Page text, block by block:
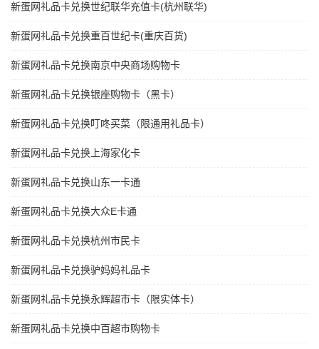
新蛋网礼品卡兑换世纪联华充值卡(杭州联华)
新蛋网礼品卡兑换重百世纪卡(重庆百货)
新蛋网礼品卡兑换南京中央商场购物卡
新蛋网礼品卡兑换银座购物卡（黑卡）
新蛋网礼品卡兑换叮咚买菜（限通用礼品卡）
新蛋网礼品卡兑换上海家化卡
新蛋网礼品卡兑换山东一卡通
新蛋网礼品卡兑换大众E卡通
新蛋网礼品卡兑换杭州市民卡
新蛋网礼品卡兑换驴妈妈礼品卡
新蛋网礼品卡兑换永辉超市卡（限实体卡）
新蛋网礼品卡兑换中百超市购物卡